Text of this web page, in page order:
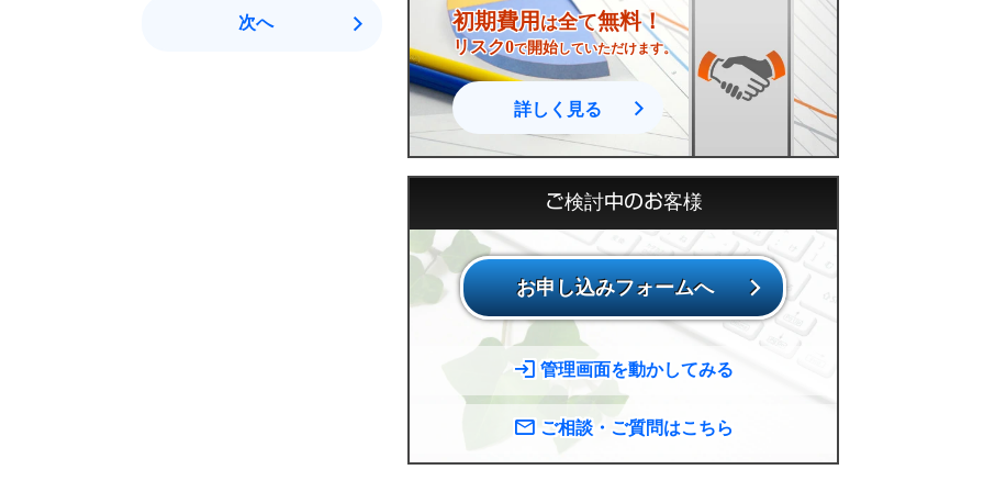
次へ 初期費用は全て無料！
リスク0で開始していただけます。
詳しく見る
ご検討中のお客様
お申し込みフォームへ
管理画面を動かしてみる
ご相談・ご質問はこちら